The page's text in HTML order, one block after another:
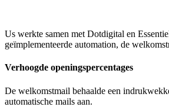
Us werkte samen met Dotdigital en
geïmplementeerde automation, de
Verhoogde openingspercentages
De welkomstmail behaalde een
automatische mails aan.